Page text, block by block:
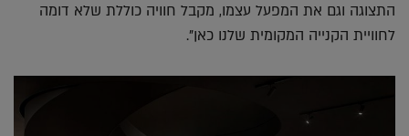
התצוגה וגם את המפעל עצמו, מקבל חוויה כוללת שלא דומה
לחוויית הקנייה המקומית שלנו כאן".